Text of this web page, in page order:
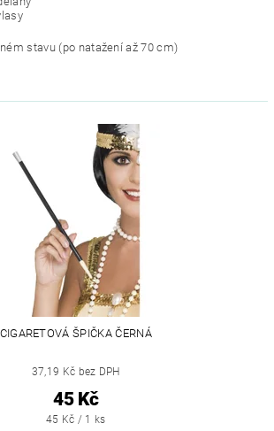
stavu (po natažení až 70 cm)
CIGARETOVÁ ŠPIČKA ČERNÁ
37,19 Kč bez DPH
45 Kč
45 Kč / 1 ks